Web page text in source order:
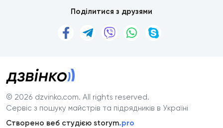
Поділитися з друзями
© 2026 dzvinko.com. All rights reserved.
Сервіс з пошуку майстрів та підрядників в Україні
Створено веб студією storym.pro